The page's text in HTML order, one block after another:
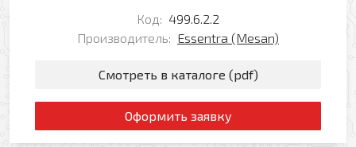
Код: 499.6.2.2
Производитель: Essentra (Mesan)
Смотреть в каталоге (pdf)
Оформить заявку